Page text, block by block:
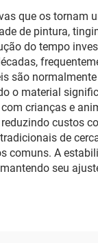
que os tornam
de pintura,
do tempo
são
o material
crianças e
custos
de
comuns. A
seu